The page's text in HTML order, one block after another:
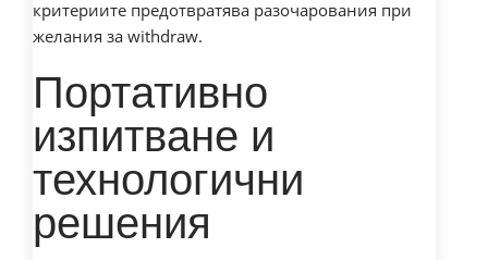
критериите предотвратява разочарования при
желания за withdraw.
Портативно
изпитване и
технологични
решения